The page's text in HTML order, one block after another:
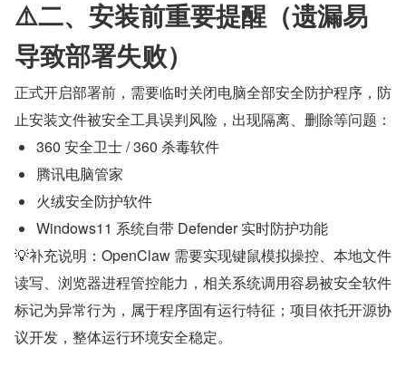
⚠️二、安装前重要提醒（遗漏易
导致部署失败）
正式开启部署前，需要临时关闭电脑全部安全防护程序，防
止安装文件被安全工具误判风险，出现隔离、删除等问题：
360 安全卫士 / 360 杀毒软件
腾讯电脑管家
火绒安全防护软件
Windows11 系统自带 Defender 实时防护功能
💡补充说明：OpenClaw 需要实现键鼠模拟操控、本地文件
读写、浏览器进程管控能力，相关系统调用容易被安全软件
标记为异常行为，属于程序固有运行特征；项目依托开源协
议开发，整体运行环境安全稳定。